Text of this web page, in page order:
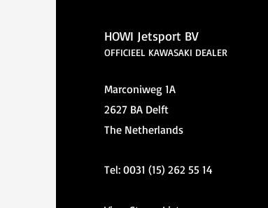
HOWI Jetsport BV
OFFICIEEL KAWASAKI DEALER
Marconiweg 1A
2627 BA Delft
The Netherlands
Tel: 0031 (15) 262 55 14